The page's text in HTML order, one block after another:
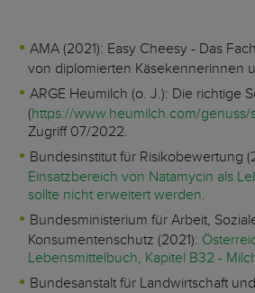
AMA (2021): Easy Cheesy - Das
von diplomierten Käsekennerinnen
ARGE Heumilch (o. J.): Die richtige
(https://www.heumilch.com/
Zugriff 07/2022.
Bundesinstitut für Risikobewertung
Einsatzbereich von Natamycin als
sollte nicht erweitert werden.
Bundesministerium für Arbeit,
Konsumentenschutz (2021):
Lebensmittelbuch, Kapitel B32 -
Bundesanstalt für Landwirtschaft